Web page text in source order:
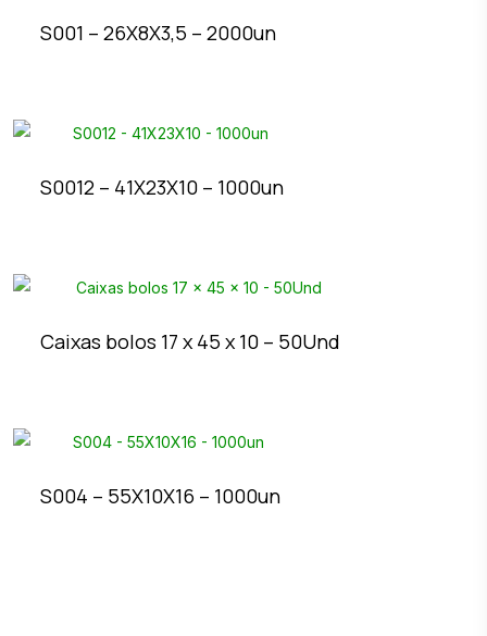
S001 – 26X8X3,5 – 2000un
S0012 – 41X23X10 – 1000un
Caixas bolos 17 x 45 x 10 – 50Und
S004 – 55X10X16 – 1000un